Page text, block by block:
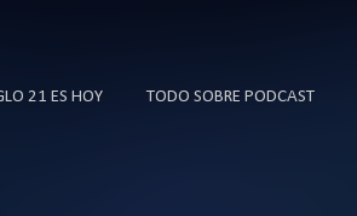
21 ES HOY TODO SOBRE PODCAST